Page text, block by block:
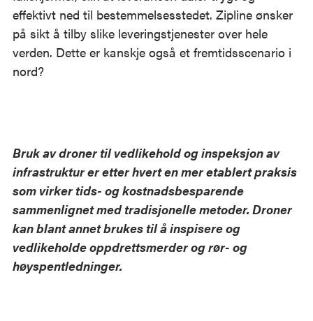
effektivt ned til bestemmelsesstedet. Zipline ønsker
på sikt å tilby slike leveringstjenester over hele
verden. Dette er kanskje også et fremtidsscenario i
nord?
Bruk av droner til vedlikehold og inspeksjon av
infrastruktur er etter hvert en mer etablert praksis
som virker tids- og kostnadsbesparende
sammenlignet med tradisjonelle metoder. Droner
kan blant annet brukes til å inspisere og
vedlikeholde oppdrettsmerder og rør- og
høyspentledninger.